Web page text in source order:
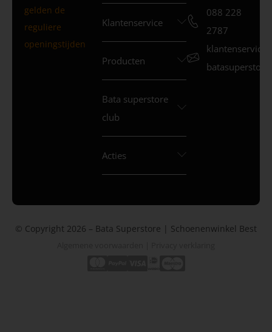
gelden de
reguliere
openingstijden
Klantenservice
Producten
Bata superstore
club
Acties
088 228
2787
© Copyright 2026 – Bata Superstore | Schoenenwinkel Best